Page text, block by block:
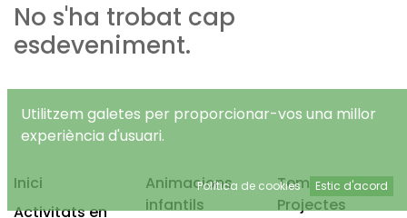
No s'ha trobat cap
esdeveniment.
Inici
Activitats en
Animacions
infantils
Temps Lliure
Projectes
Utilitzem galetes per proporcionar-vos una millor
experiència d'usuari.
Política de cookies Estic d'acord